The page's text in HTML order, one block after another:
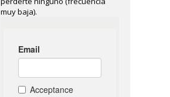
muy baja).